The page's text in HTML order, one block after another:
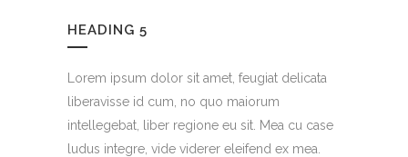
HEADING 5
Lorem ipsum dolor sit amet, feugiat delicata
liberavisse id cum, no quo maiorum
intellegebat, liber regione eu sit. Mea cu case
ludus integre, vide viderer eleifend ex mea.